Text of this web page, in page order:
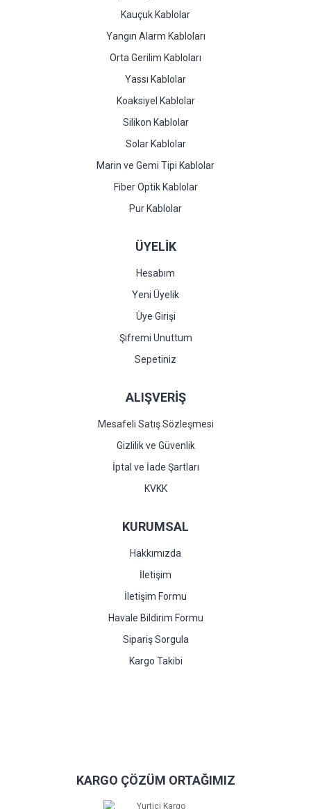
Kauçuk Kablolar
Yangın Alarm Kabloları
Orta Gerilim Kabloları
Yassı Kablolar
Koaksiyel Kablolar
Silikon Kablolar
Solar Kablolar
Marin ve Gemi Tipi Kablolar
Fiber Optik Kablolar
Pur Kablolar
ÜYELİK
Hesabım
Yeni Üyelik
Üye Girişi
Şifremi Unuttum
Sepetiniz
ALIŞVERİŞ
Mesafeli Satış Sözleşmesi
Gizlilik ve Güvenlik
İptal ve İade Şartları
KVKK
KURUMSAL
Hakkımızda
İletişim
İletişim Formu
Havale Bildirim Formu
Sipariş Sorgula
Kargo Takibi
KARGO ÇÖZÜM ORTAĞIMIZ